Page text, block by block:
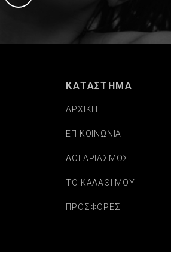
ΚΑΤΑΣΤΗΜΑ
ΑΡΧΙΚΗ
ΕΠΙΚΟΙΝΩΝΙΑ
ΛΟΓΑΡΙΑΣΜΟΣ
ΤΟ ΚΑΛΑΘΙ ΜΟΥ
ΠΡΟΣΦΟΡΕΣ